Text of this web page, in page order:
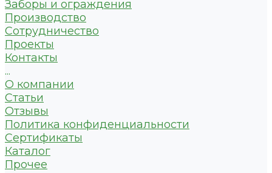
Заборы и ограждения
Производство
Сотрудничество
Проекты
Контакты
...
О компании
Статьи
Отзывы
Политика конфиденциальности
Сертификаты
Каталог
Прочее